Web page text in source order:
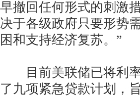
早撤回任何形式的刺激
决于各级政府只要形势
困和支持经济复苏。”
目前美联储已将利率
了九项紧急贷款计划，